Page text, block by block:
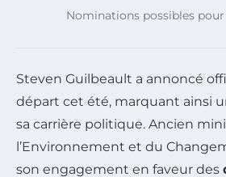
Nominations possibles pour
Steven Guilbeault a annoncé
départ cet été, marquant ainsi
sa carrière politique. Ancien
l’Environnement et du
son engagement en faveur des